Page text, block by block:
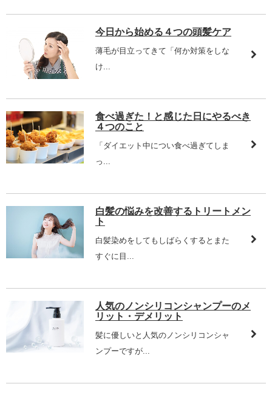
今日から始める４つの頭髪ケア
薄毛が目立ってきて「何か対策をしな
け...
食べ過ぎた！と感じた日にやるべき
４つのこと
「ダイエット中につい食べ過ぎてしま
っ...
白髪の悩みを改善するトリートメン
ト
白髪染めをしてもしばらくするとまた
すぐに目...
人気のノンシリコンシャンプーのメ
リット・デメリット
髪に優しいと人気のノンシリコンシャ
ンプーですが...